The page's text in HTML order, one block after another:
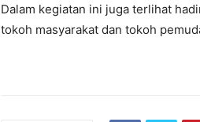
Dalam kegiatan ini juga terlihat
tokoh masyarakat dan tokoh